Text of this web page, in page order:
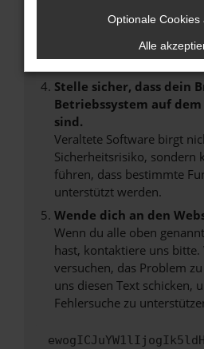
Starte dein Gerät neu.
Das kann manchmal
Probleme zu beheben.
Stelle sicher, dass dein
Betriebssystem auf
sind.
Veraltete Software birgt
Sicherheitsrisiko, sondern
führen, dass bestimmte
unterstützt werden.
Wende dich an den
Wenn du alle oben
hast, kontaktiere uns bitte.
versuchen, das Problem
uns diesen Text schicken,
Fehlersuche zu
Optionale Cookies
Alle